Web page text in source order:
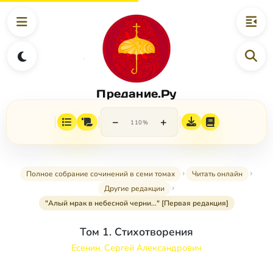
Предание.Ру
− 110% +
Полное собрание сочинений в семи томах
Читать онлайн
Другие редакции
"Алый мрак в небесной черни…" [Первая редакция]
Том 1. Стихотворения
Есенин, Сергей Александрович